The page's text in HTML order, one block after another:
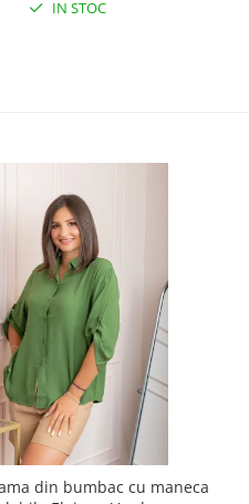
IN STOC
din bumbac cu maneca